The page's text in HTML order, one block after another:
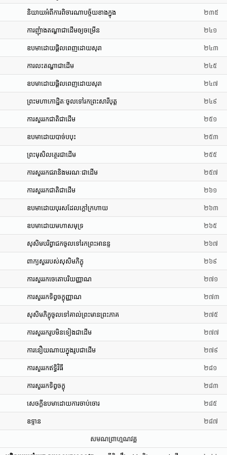
និយាយអំពីការពិចារណាបច្ច័យខាងក្នុង ២៣៥
ការញុំាងតណ្ហាជាដើមឲ្យចម្រើន ២៤១
ឧបមាដោយផ្តិលពេញដោយសុរា ២៤៣
ការលះតណ្ហាជាដើម ២៤៥
ឧបមាដោយផ្តិលពេញដោយសុរា ២៤៧
ព្រះមហាកោដ្ឋិតៈចូលទៅរកព្រះសារីបុត្ត ២៤៩
ការសួររកជាតិជាដើម ២៥១
ឧបមាដោយបាច់បបុះ ២៥៣
ព្រះមុសិលត្ថេរជាដើម ២៥៥
ការសួររកជរានិងមរណៈជាដើម ២៥៧
ការសួររកជាតិជាដើម ២៦១
ឧបមាដោយបុរសដែលក្តៅក្រហាយ ២៦៣
ឧបមាដោយមហាសមុទ្រ ២៦៥
សុសិមបរិព្វាជកចូលទៅរកព្រះអានន្ទ ២៦៧
ពាក្យសួររបស់សុសិមភិក្ខុ ២៦៩
ការសួររកចេតោបរិយញ្ញាណ ២៧១
ការសួររកទិព្វចក្ខុញ្ញាណ ២៧៣
សុសិមភិក្ខុចូលទៅគាល់ព្រះមានព្រះភាគ ២៧៥
ការសួររករូបមិនទៀងជាដើម ២៧៧
ការនឿយណាយក្នុងរូបជាដើម ២៧៩
ការសួររកឥទ្ធិវិធី ២៨១
ការសួររកទិព្វចក្ខុ ២៨៣
សេចក្តីឧបមាដោយការចាប់ចោរ ២៨៥
ឧទ្ទាន ២៨៧
សមណព្រាហ្មណវគ្គ